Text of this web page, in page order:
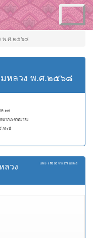
Toggle
navigation
พ.ศ.๒๕๖๘
หลวง พ.ศ.๒๕๖๘
ค ๑๗
นาภิเษกวิทยาลัย
กระบี่
แสดง 1 ถึง 50 จาก 277 ผลลัพธ์
ลวง